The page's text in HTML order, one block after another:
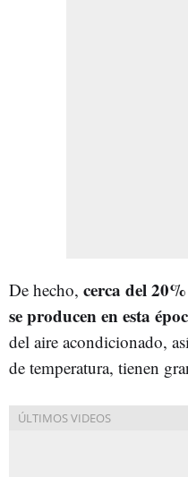
De hecho, cerca del
se producen en esta
del aire acondicionado,
de temperatura, tienen